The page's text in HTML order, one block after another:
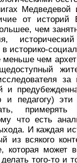
от историй
чем
историко-
чем
за
и
и педагогу)
что есть
И каждая
из всякого
которая может
того-то и